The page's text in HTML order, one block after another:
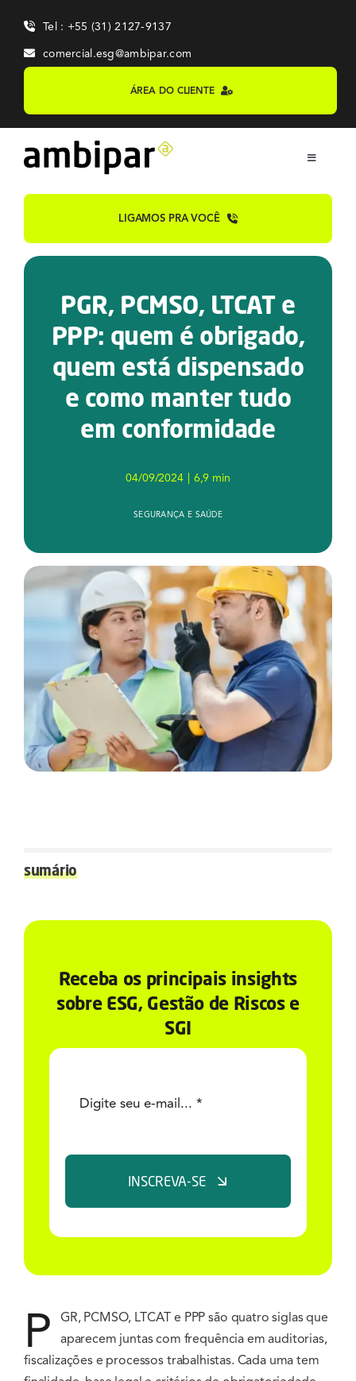
content
Tel : +55 (31) 2127-9137
comercial.esg@ambipar.com
ÁREA DO CLIENTE
Toggle
Home
Notícias e Conteúdos
LIGAMOS PRA VOCÊ
PGR, PCMSO, LTCAT e
PPP: quem é obrigado,
quem está dispensado
e como manter tudo
em conformidade
04/09/2024 6,9 min
SEGURANÇA E SAÚDE
sumário
Receba os principais insights
sobre ESG, Gestão de Riscos e
SGI
INSCREVA-SE
P
GR, PCMSO, LTCAT e PPP são quatro siglas que
aparecem juntas com frequência em auditorias,
fiscalizações e processos trabalhistas. Cada uma tem